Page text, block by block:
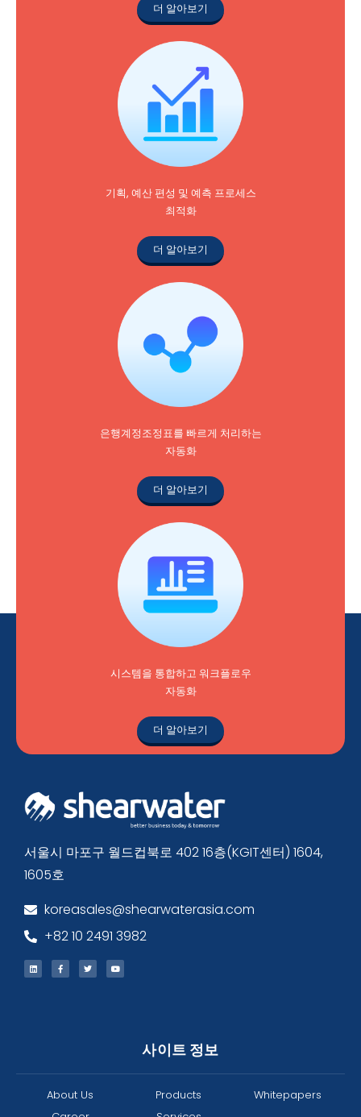
더 알아보기
기획, 예산 편성 및 예측 프로세스
최적화
더 알아보기
은행계정조정표를 빠르게 처리하는
자동화
더 알아보기
시스템을 통합하고 워크플로우
자동화
더 알아보기
서울시 마포구 월드컵북로 402 16층(KGIT센터) 1604,
1605호
koreasales@shearwaterasia.com
+82 10 2491 3982
사이트 정보
About Us
Products
Whitepapers